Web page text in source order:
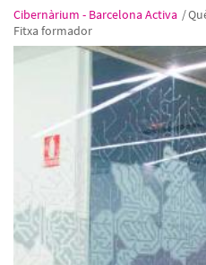
Cibernàrium - Barcelona Activa /
Fitxa formador